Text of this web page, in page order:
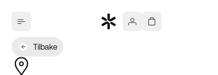
Tilbake